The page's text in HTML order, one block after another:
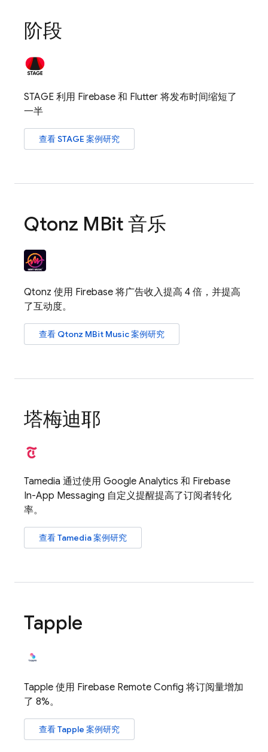
阶段
STAGE 利用 Firebase 和 Flutter 将发布时间缩短了
一半
查看 STAGE 案例研究
Qtonz MBit 音乐
Qtonz 使用 Firebase 将广告收入提高 4 倍，并提高
了互动度。
查看 Qtonz MBit Music 案例研究
塔梅迪耶
Tamedia 通过使用 Google Analytics 和 Firebase
In-App Messaging 自定义提醒提高了订阅者转化
率。
查看 Tamedia 案例研究
Tapple
Tapple 使用 Firebase Remote Config 将订阅量增加
了 8%。
查看 Tapple 案例研究